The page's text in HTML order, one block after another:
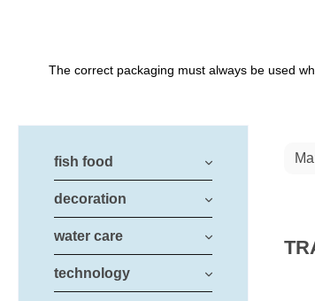
The correct packaging must always be used
fish food
decoration
water care
technology